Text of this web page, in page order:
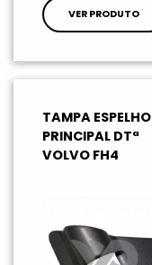
VER PRODUTO
TAMPA ESPELHO
PRINCIPAL DTª
VOLVO FH4